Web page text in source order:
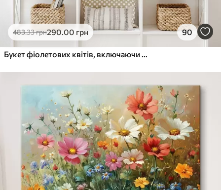
483.33грн290.00 грн 90
Букет фіолетових квітів, включаючи півонії та лаванду, зі стеблами пшениці на світлому фоні